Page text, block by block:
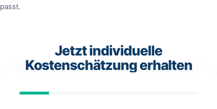
passt.
Jetzt individuelle
Kostenschätzung erhalten